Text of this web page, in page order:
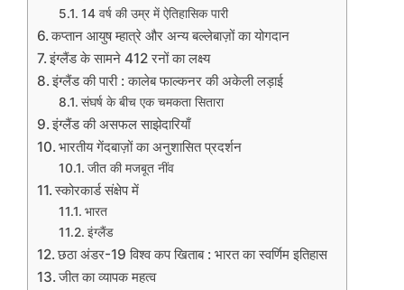
14 वर्ष की उम्र में ऐतिहासिक पारी
कप्तान आयुष म्हात्रे और अन्य बल्लेबाज़ों का योगदान
इंग्लैंड के सामने 412 रनों का लक्ष्य
इंग्लैंड की पारी : कालेब फाल्कनर की अकेली लड़ाई
संघर्ष के बीच एक चमकता सितारा
इंग्लैंड की असफल साझेदारियाँ
भारतीय गेंदबाज़ों का अनुशासित प्रदर्शन
जीत की मजबूत नींव
स्कोरकार्ड संक्षेप में
भारत
इंग्लैंड
छठा अंडर-19 विश्व कप खिताब : भारत का स्वर्णिम इतिहास
जीत का व्यापक महत्व